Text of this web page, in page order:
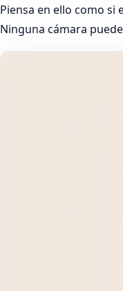
Piensa en ello como si
Ninguna cámara